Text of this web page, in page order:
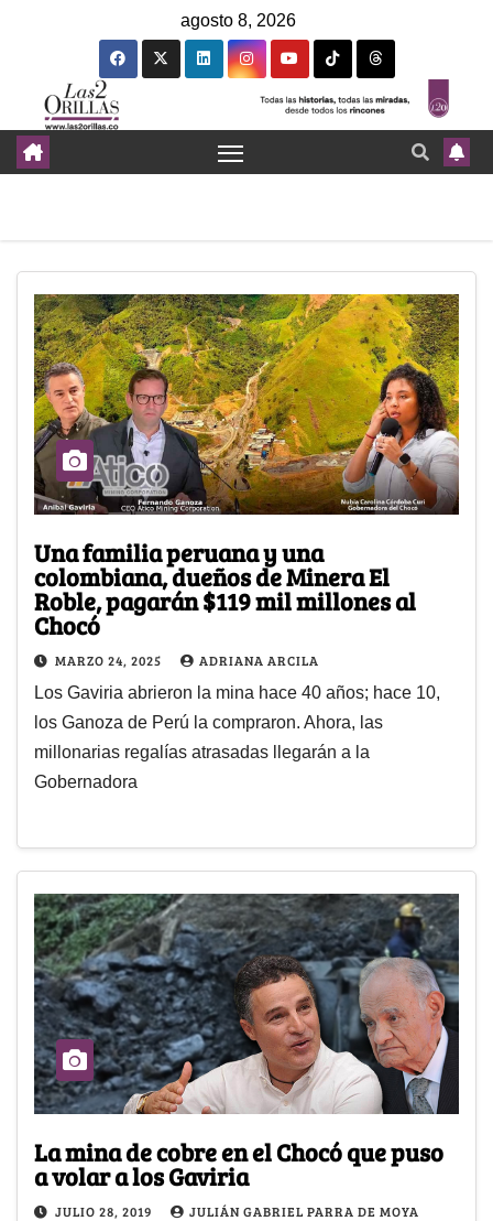
agosto 8, 2026
Una familia peruana y una
colombiana, dueños de Minera El
Roble, pagarán $119 mil millones al
Chocó
MARZO 24, 2025 ADRIANA ARCILA
Los Gaviria abrieron la mina hace 40 años; hace 10,
los Ganoza de Perú la compraron. Ahora, las
millonarias regalías atrasadas llegarán a la
Gobernadora
La mina de cobre en el Chocó que puso
a volar a los Gaviria
JULIO 28, 2019 JULIÁN GABRIEL PARRA DE MOYA